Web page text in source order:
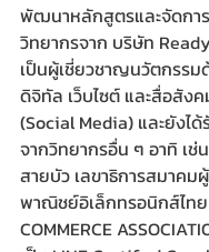
พัฒนาหลักสูตรและจัดกา
วิทยากรจาก บริษัท
เป็นผู้เชี่ยวชาญนวัตกรรม
ดิจิทัล เว็บไซต์ และสื่อสัง
(Social Media) และยังไ
จากวิทยากรอื่น ๆ อาทิ เ
สายบัว เลขาธิการสมาคม
พาณิชย์อิเล็กทรอนิกส์ไทย
COMMERCE